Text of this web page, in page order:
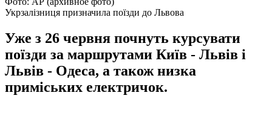
Укрзалізниця призначила поїзди до Львова
Уже з 26 червня почнуть курсувати
поїзди за маршрутами Київ - Львів і
Львів - Одеса, а також низка
приміських електричок.